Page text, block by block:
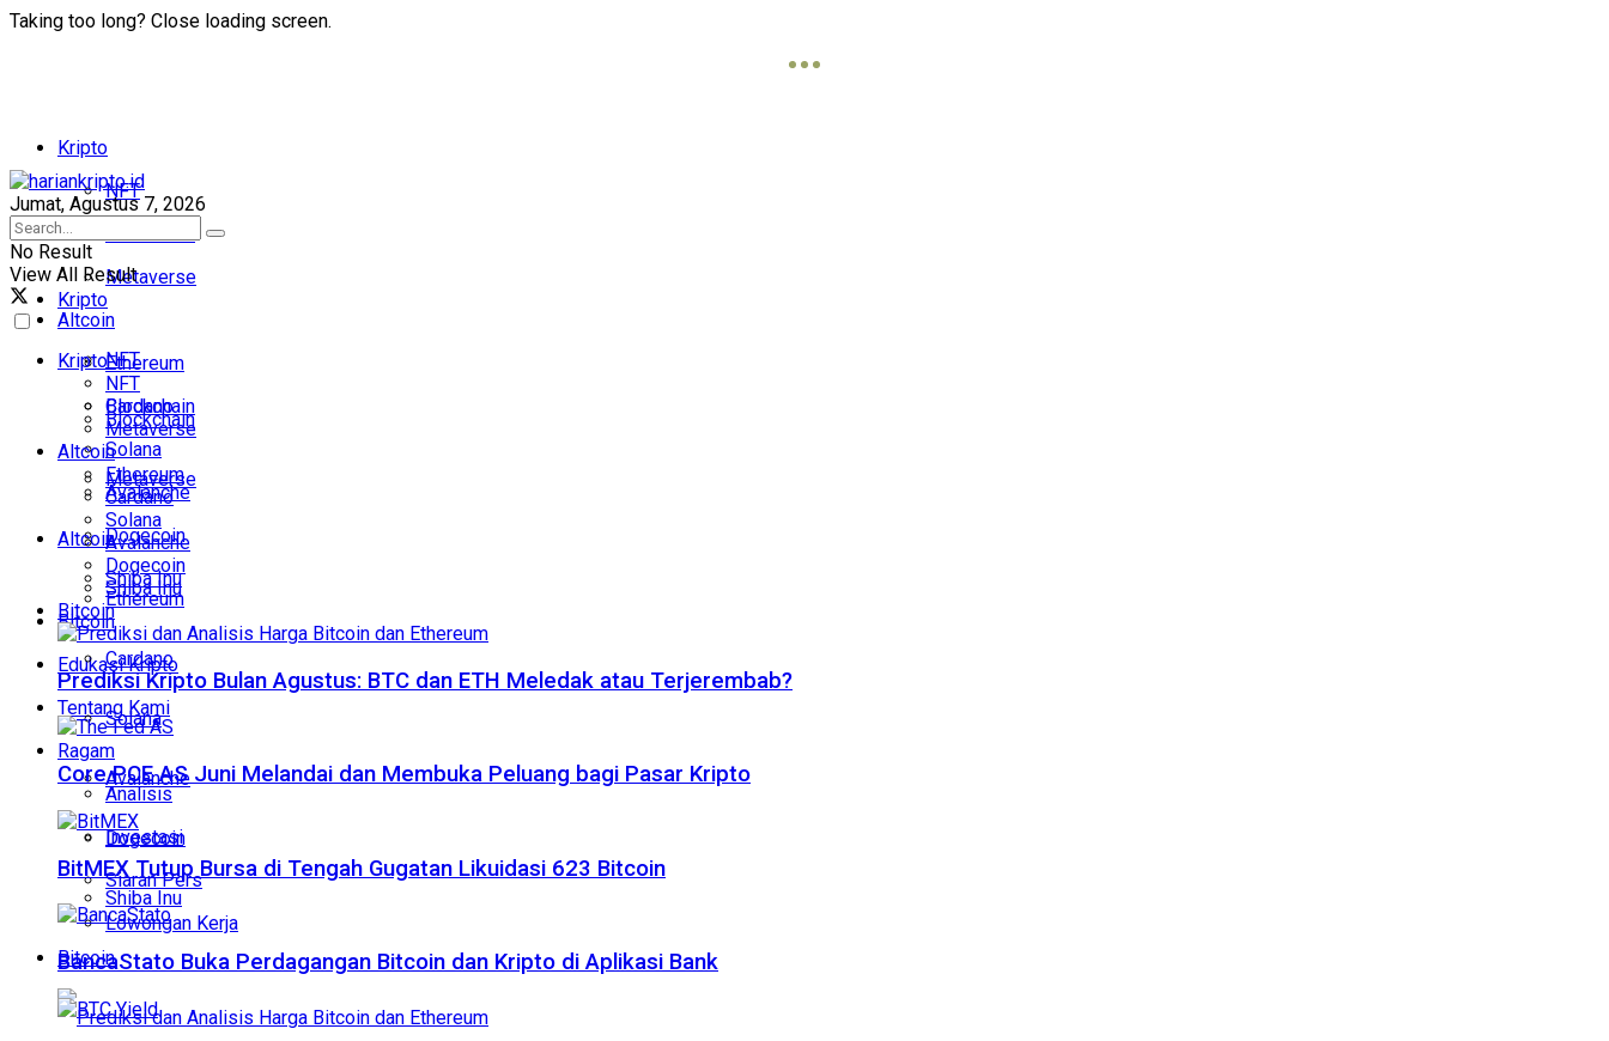
Taking too long? Close loading screen.
Kripto
NFT
Blockchain
Metaverse
Altcoin
Ethereum
Cardano
Solana
Avalanche
Dogecoin
Shiba Inu
Bitcoin
Edukasi Kripto
Tentang Kami
Ragam
Analisis
Investasi
Siaran Pers
Lowongan Kerja
Jumat, Agustus 7, 2026
No Result
View All Result
Kripto
NFT
Blockchain
Metaverse
Altcoin
Ethereum
Cardano
Solana
Avalanche
Dogecoin
Shiba Inu
Bitcoin
Kripto
NFT
Blockchain
Metaverse
Altcoin
Ethereum
Cardano
Solana
Avalanche
Dogecoin
Shiba Inu
Bitcoin
Prediksi Kripto Bulan Agustus: BTC dan ETH Meledak atau Terjerembab?
Core PCE AS Juni Melandai dan Membuka Peluang bagi Pasar Kripto
BitMEX Tutup Bursa di Tengah Gugatan Likuidasi 623 Bitcoin
BancaStato Buka Perdagangan Bitcoin dan Kripto di Aplikasi Bank